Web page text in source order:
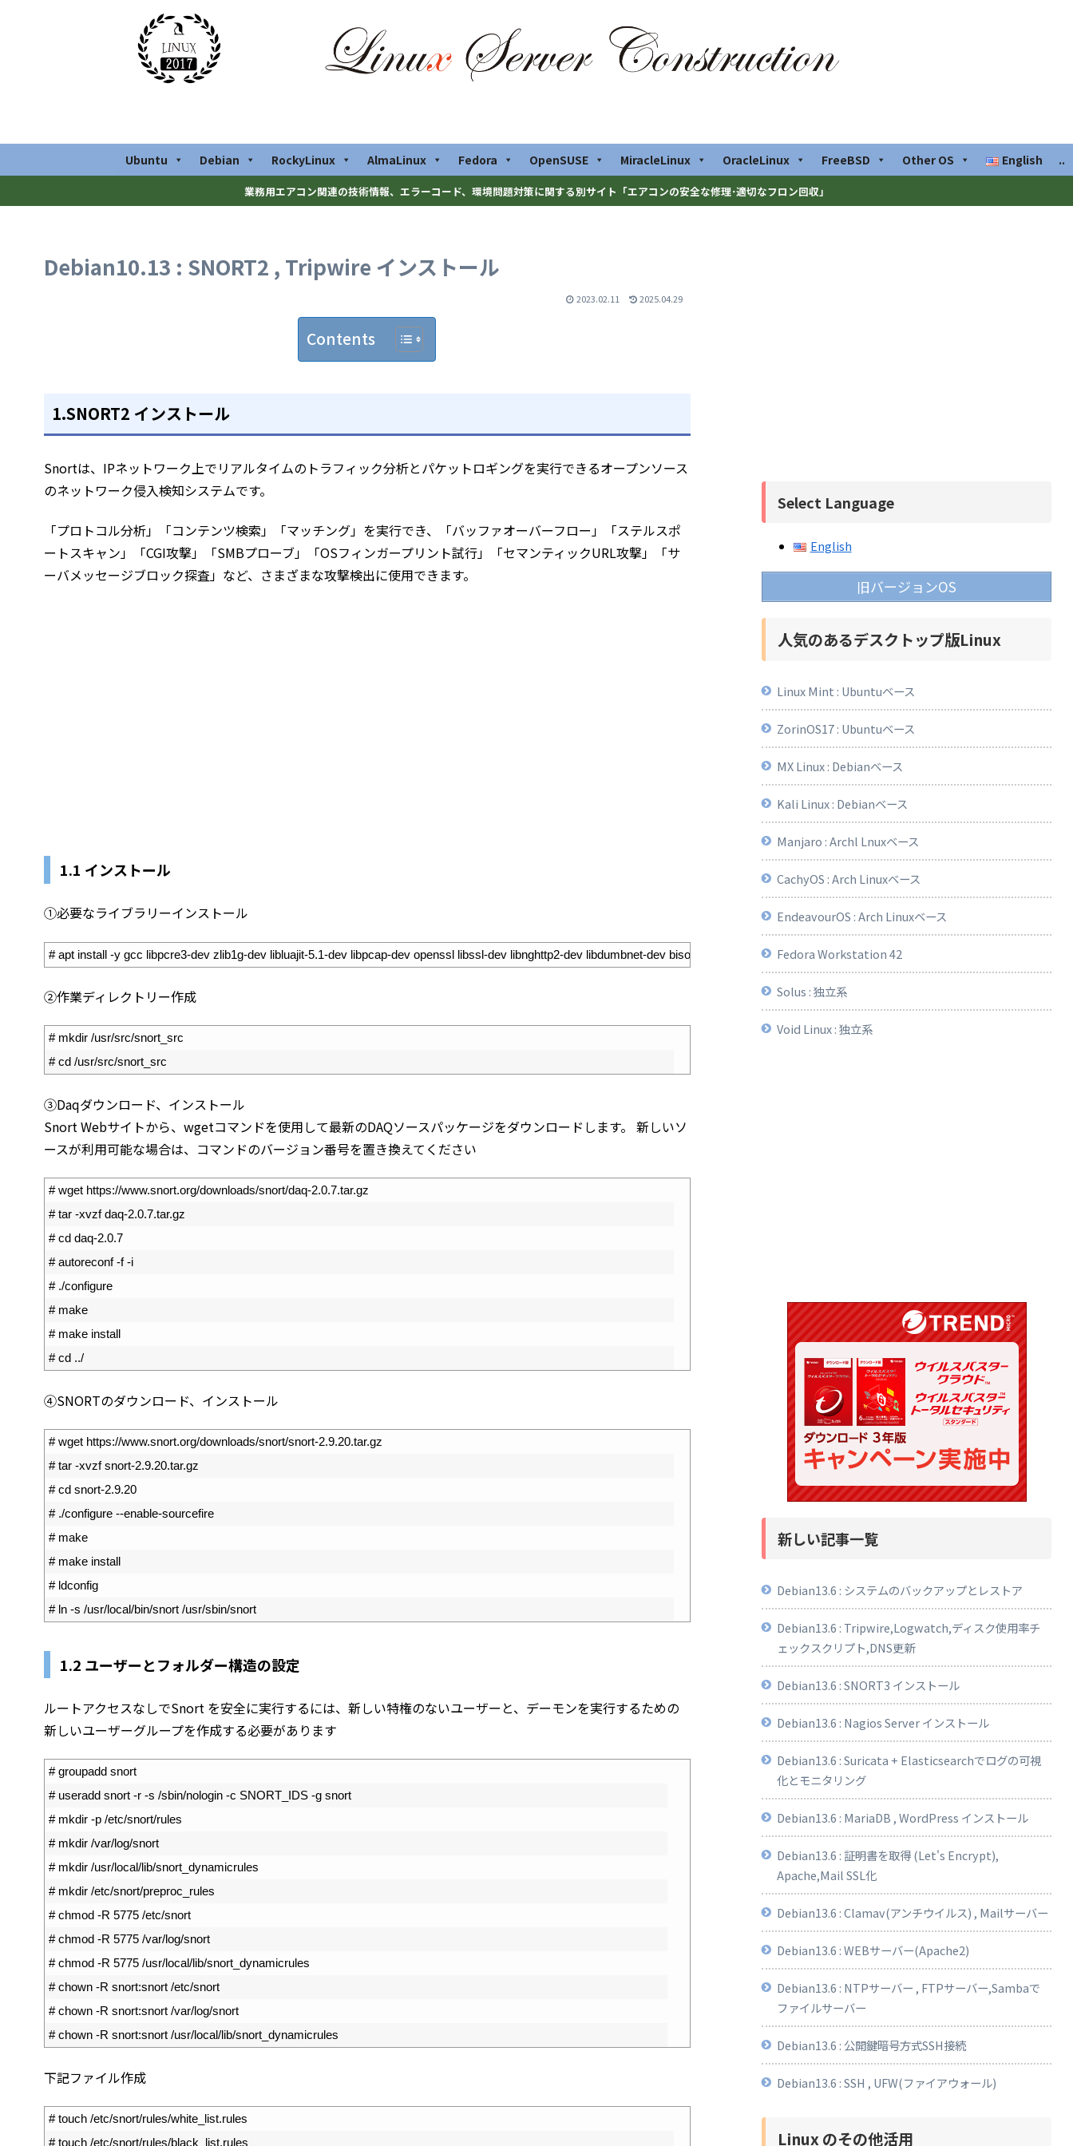
Ubuntu Debian RockyLinux AlmaLinux Fedora OpenSUSE MiracleLinux OracleLinux FreeBSD Other OS English ..
業務用エアコン関連の技術情報、エラーコード、環境問題対策に関する別サイト「エアコンの安全な修理･適切なフロン回収」
Debian10.13 : SNORT2 , Tripwire インストール
2023.02.11 2025.04.29
Contents
1.SNORT2 インストール
Snortは、IPネットワーク上でリアルタイムのトラフィック分析とパケットロギングを実行できるオープンソース
のネットワーク侵入検知システムです。
「プロトコル分析」「コンテンツ検索」「マッチング」を実行でき、「バッファオーバーフロー」「ステルスポ
ートスキャン」「CGI攻撃」「SMBプローブ」「OSフィンガープリント試行」「セマンティックURL攻撃」「サ
ーバメッセージブロック探査」など、さまざまな攻撃検出に使用できます。
1.1 インストール
①必要なライブラリーインストール
# apt install -y gcc libpcre3-dev zlib1g-dev libluajit-5.1-dev libpcap-dev openssl libssl-dev libnghttp2-dev libdumbnet-dev bison flex libdnet autoconf libtool
②作業ディレクトリー作成
# mkdir /usr/src/snort_src
# cd /usr/src/snort_src
③Daqダウンロード、インストール
Snort Webサイトから、wgetコマンドを使用して最新のDAQソースパッケージをダウンロードします。 新しいソ
ースが利用可能な場合は、コマンドのバージョン番号を置き換えてください
# wget https://www.snort.org/downloads/snort/daq-2.0.7.tar.gz
# tar -xvzf daq-2.0.7.tar.gz
# cd daq-2.0.7
# autoreconf -f -i
# ./configure
# make
# make install
# cd ../
④SNORTのダウンロード、インストール
# wget https://www.snort.org/downloads/snort/snort-2.9.20.tar.gz
# tar -xvzf snort-2.9.20.tar.gz
# cd snort-2.9.20
# ./configure --enable-sourcefire
# make
# make install
# ldconfig
# ln -s /usr/local/bin/snort /usr/sbin/snort
1.2 ユーザーとフォルダー構造の設定
ルートアクセスなしでSnort を安全に実行するには、新しい特権のないユーザーと、デーモンを実行するための
新しいユーザーグループを作成する必要があります
# groupadd snort
# useradd snort -r -s /sbin/nologin -c SNORT_IDS -g snort
# mkdir -p /etc/snort/rules
# mkdir /var/log/snort
# mkdir /usr/local/lib/snort_dynamicrules
# mkdir /etc/snort/preproc_rules
# chmod -R 5775 /etc/snort
# chmod -R 5775 /var/log/snort
# chmod -R 5775 /usr/local/lib/snort_dynamicrules
# chown -R snort:snort /etc/snort
# chown -R snort:snort /var/log/snort
# chown -R snort:snort /usr/local/lib/snort_dynamicrules
下記ファイル作成
# touch /etc/snort/rules/white_list.rules
# touch /etc/snort/rules/black_list.rules
Select Language
English
旧バージョンOS
人気のあるデスクトップ版Linux
Linux Mint : Ubuntuベース
ZorinOS17 : Ubuntuベース
MX Linux : Debianベース
Kali Linux : Debianベース
Manjaro : Archl Lnuxベース
CachyOS : Arch Linuxベース
EndeavourOS : Arch Linuxベース
Fedora Workstation 42
Solus : 独立系
Void Linux : 独立系
新しい記事一覧
Debian13.6 : システムのバックアップとレストア
Debian13.6 : Tripwire,Logwatch,ディスク使用率チ
ェックスクリプト,DNS更新
Debian13.6 : SNORT3 インストール
Debian13.6 : Nagios Server インストール
Debian13.6 : Suricata + Elasticsearchでログの可視
化とモニタリング
Debian13.6 : MariaDB , WordPress インストール
Debian13.6 : 証明書を取得 (Let's Encrypt),
Apache,Mail SSL化
Debian13.6 : Clamav(アンチウイルス) , Mailサーバー
Debian13.6 : WEBサーバー(Apache2)
Debian13.6 : NTPサーバー , FTPサーバー,Sambaで
ファイルサーバー
Debian13.6 : 公開鍵暗号方式SSH接続
Debian13.6 : SSH , UFW(ファイアウォール)
Linux のその他活用